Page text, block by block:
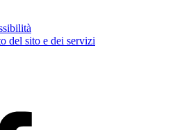
del sito e dei servizi